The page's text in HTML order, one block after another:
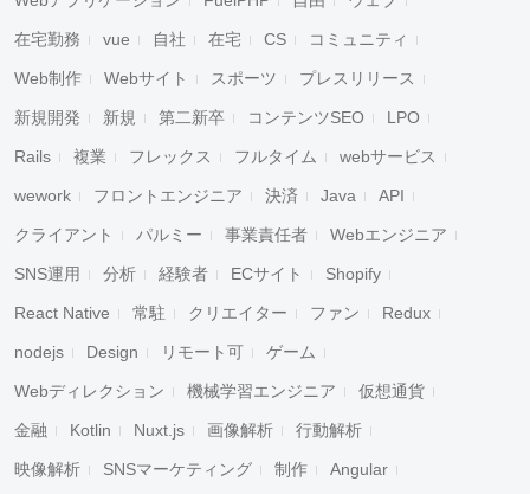
在宅勤務 vue 自社 在宅 CS コミュニティ
Web制作 Webサイト スポーツ プレスリリース
新規開発 新規 第二新卒 コンテンツSEO LPO
Rails 複業 フレックス フルタイム webサービス
wework フロントエンジニア 決済 Java API
クライアント パルミー 事業責任者 Webエンジニア
SNS運用 分析 経験者 ECサイト Shopify
React Native 常駐 クリエイター ファン Redux
nodejs Design リモート可 ゲーム
Webディレクション 機械学習エンジニア 仮想通貨
金融 Kotlin Nuxt.js 画像解析 行動解析
映像解析 SNSマーケティング 制作 Angular